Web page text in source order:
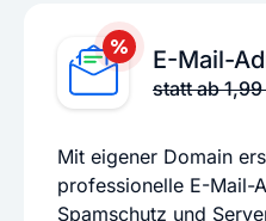
E-Mail-
statt ab
Mit eigener Domain
professionelle E-Mail-
Spamschutz und